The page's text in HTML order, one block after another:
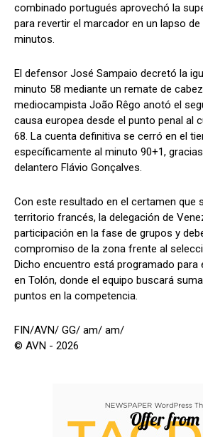
combinado portugués aprovechó la
para revertir el marcador en un lapso
minutos.
El defensor José Sampaio decretó la
minuto 58 mediante un remate de
mediocampista João Rêgo anotó el
causa europea desde el punto penal al
68. La cuenta definitiva se cerró en el
específicamente al minuto 90+1,
delantero Flávio Gonçalves.
Con este resultado en el certamen que
territorio francés, la delegación de
participación en la fase de grupos y
compromiso de la zona frente al
Dicho encuentro está programado para
en Tolón, donde el equipo buscará
puntos en la competencia.
FIN/AVN/ GG/ am/ am/
© AVN - 2026